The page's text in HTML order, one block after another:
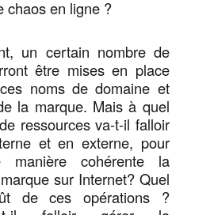
chaos en ligne ?
un certain nombre de
être mises en place
noms de domaine et
la marque. Mais à quel
ressources va-t-il falloir
et en externe, pour
manière cohérente la
sur Internet? Quel
de ces opérations ?